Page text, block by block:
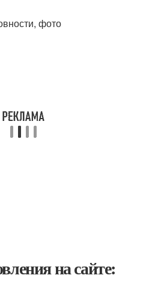
фото
на сайте: